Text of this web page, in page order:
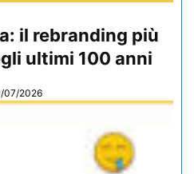
il rebranding più
ultimi 100 anni
07/2026